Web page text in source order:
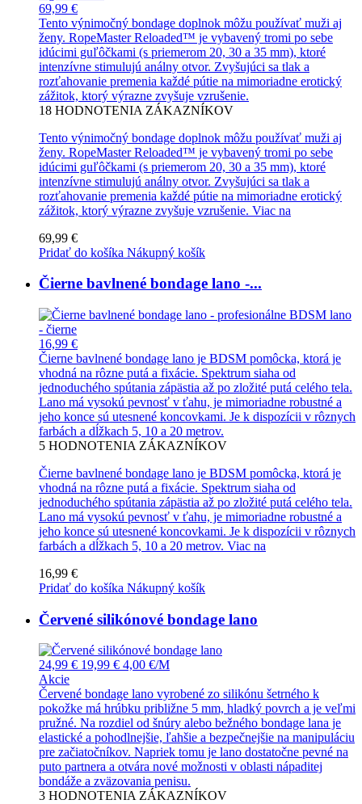
69,99 €
Tento výnimočný bondage doplnok môžu používať muži aj
ženy. RopeMaster Reloaded™ je vybavený tromi po sebe
idúcimi guľôčkami (s priemerom 20, 30 a 35 mm), ktoré
intenzívne stimulujú análny otvor. Zvyšujúci sa tlak a
rozťahovanie premenia každé pútie na mimoriadne erotický
zážitok, ktorý výrazne zvyšuje vzrušenie.
18 HODNOTENIA ZÁKAZNÍKOV
Tento výnimočný bondage doplnok môžu používať muži aj
ženy. RopeMaster Reloaded™ je vybavený tromi po sebe
idúcimi guľôčkami (s priemerom 20, 30 a 35 mm), ktoré
intenzívne stimulujú análny otvor. Zvyšujúci sa tlak a
rozťahovanie premenia každé pútie na mimoriadne erotický
zážitok, ktorý výrazne zvyšuje vzrušenie. Viac na
69,99 €
Pridať do košíka Nákupný košík
Čierne bavlnené bondage lano -...
16,99 €
Čierne bavlnené bondage lano je BDSM pomôcka, ktorá je
vhodná na rôzne putá a fixácie. Spektrum siaha od
jednoduchého spútania zápästia až po zložité putá celého tela.
Lano má vysokú pevnosť v ťahu, je mimoriadne robustné a
jeho konce sú utesnené koncovkami. Je k dispozícii v rôznych
farbách a dĺžkach 5, 10 a 20 metrov.
5 HODNOTENIA ZÁKAZNÍKOV
Čierne bavlnené bondage lano je BDSM pomôcka, ktorá je
vhodná na rôzne putá a fixácie. Spektrum siaha od
jednoduchého spútania zápästia až po zložité putá celého tela.
Lano má vysokú pevnosť v ťahu, je mimoriadne robustné a
jeho konce sú utesnené koncovkami. Je k dispozícii v rôznych
farbách a dĺžkach 5, 10 a 20 metrov. Viac na
16,99 €
Pridať do košíka Nákupný košík
Červené silikónové bondage lano
24,99 € 19,99 € 4,00 €/M
Akcie
Červené bondage lano vyrobené zo silikónu šetrného k
pokožke má hrúbku približne 5 mm, hladký povrch a je veľmi
pružné. Na rozdiel od šnúry alebo bežného bondage lana je
elastické a pohodlnejšie, ľahšie a bezpečnejšie na manipuláciu
pre začiatočníkov. Napriek tomu je lano dostatočne pevné na
puto partnera a otvára nové možnosti v oblasti nápaditej
bondáže a zväzovania penisu.
3 HODNOTENIA ZÁKAZNÍKOV